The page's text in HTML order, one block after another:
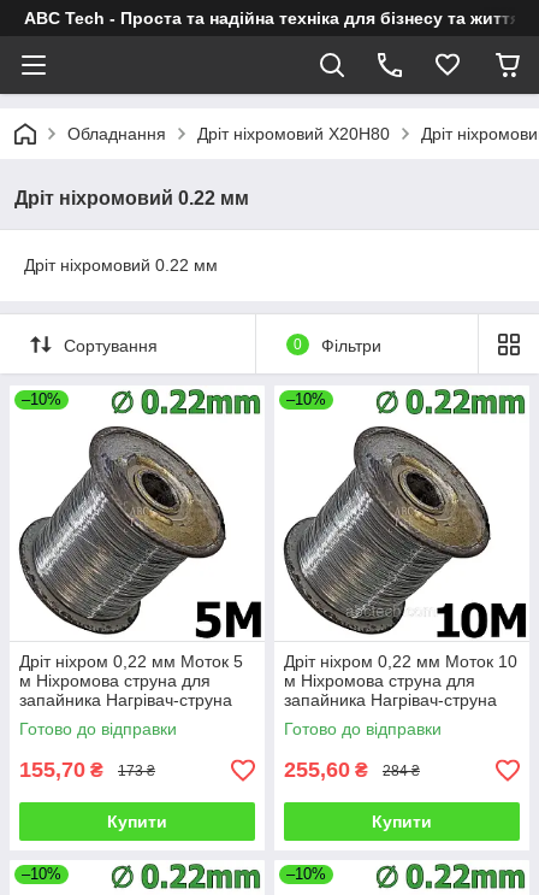
ABC Tech - Проста та надійна техніка для бізнесу та життя
Обладнання Дріт ніхромовий Х20Н80 Дріт
Дріт ніхромовий 0.22 мм
Дріт ніхромовий 0.22 мм
Сортування 0 Фільтри
–10%
Дріт ніхром 0,22 мм Моток 5
м Ніхромова струна для
запайника Нагрівач-струна
Дроту х20н80
Готово до відправки
155,70 ₴ 173 ₴
Купити
–10%
Дріт ніхром 0,22 мм Моток 10
м Ніхромова струна для
запайника Нагрівач-струна
Дроту х20н80
Готово до відправки
255,60 ₴ 284 ₴
Купити
–10% –10%